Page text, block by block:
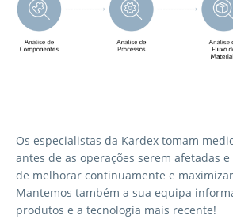
Os especialistas da Kardex tomam
antes de as operações serem afetadas
de melhorar continuamente e
Mantemos também a sua equipa
produtos e a tecnologia mais recente!